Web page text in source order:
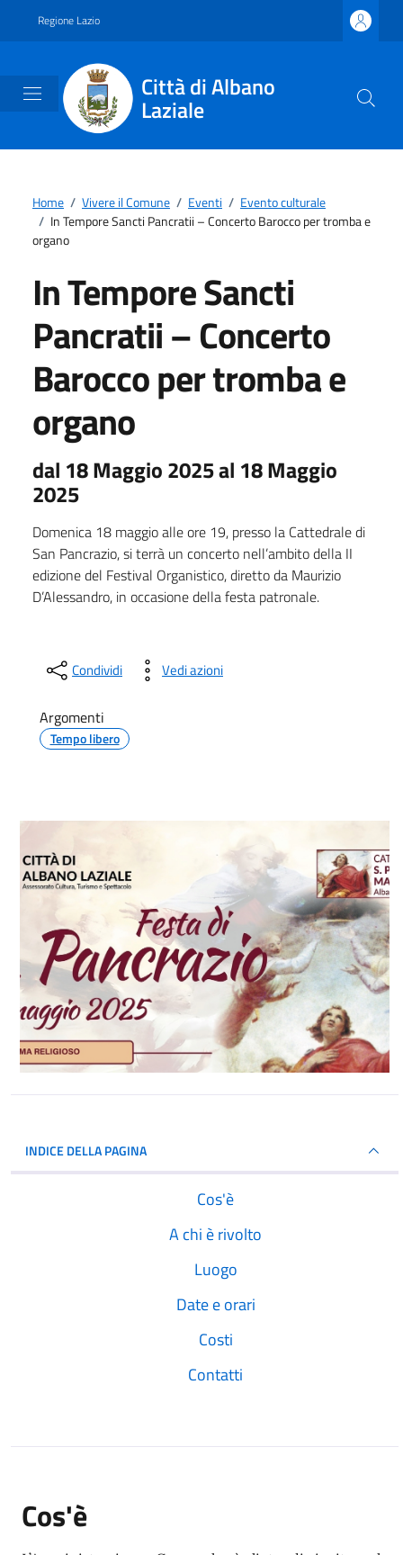
Regione Lazio
Città di Albano
Laziale
Home / Vivere il Comune / Eventi / Evento culturale
/ In Tempore Sancti Pancratii – Concerto Barocco per tromba e
organo
In Tempore Sancti
Pancratii – Concerto
Barocco per tromba e
organo
dal 18 Maggio 2025 al 18 Maggio
2025
Domenica 18 maggio alle ore 19, presso la Cattedrale di
San Pancrazio, si terrà un concerto nell’ambito della II
edizione del Festival Organistico, diretto da Maurizio
D’Alessandro, in occasione della festa patronale.
Condividi Vedi azioni
Argomenti
Tempo libero
INDICE DELLA PAGINA
Cos'è
A chi è rivolto
Luogo
Date e orari
Costi
Contatti
Cos'è